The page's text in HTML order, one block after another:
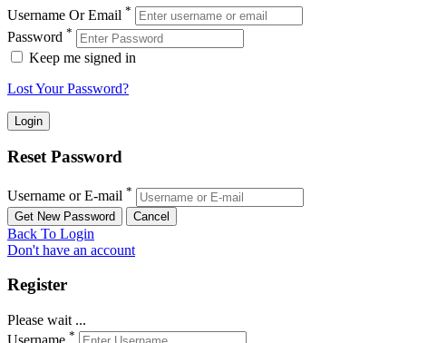
Username Or Email *
Password *
Keep me signed in
Lost Your Password?
Reset Password
Username or E-mail *
Back To Login
Don't have an account
Register
Please wait ...
*